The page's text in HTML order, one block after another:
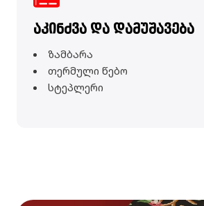
აკინძვა და დამუშავება
ზამბარა
თერმული წებო
სტეპლერი